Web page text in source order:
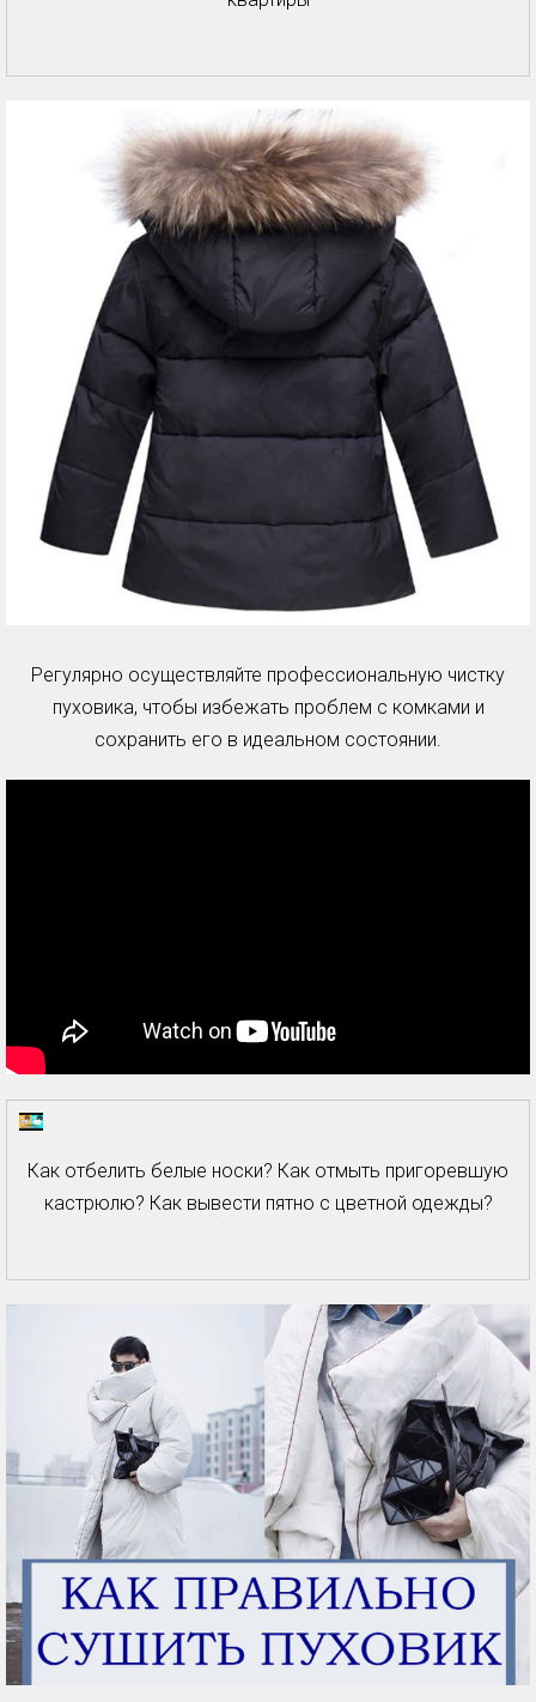
Регулярно осуществляйте профессиональную чистку
пуховика, чтобы избежать проблем с комками и
сохранить его в идеальном состоянии.
Как отбелить белые носки? Как отмыть пригоревшую
кастрюлю? Как вывести пятно с цветной одежды?